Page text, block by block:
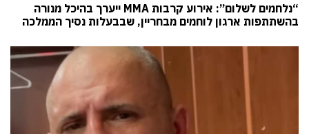
“נלחמים לשלום”: אירוע קרבות MMA ייערך בהיכל מנורה
בהשתתפות ארגון לוחמים מבחריין, שבבעלות נסיך הממלכה